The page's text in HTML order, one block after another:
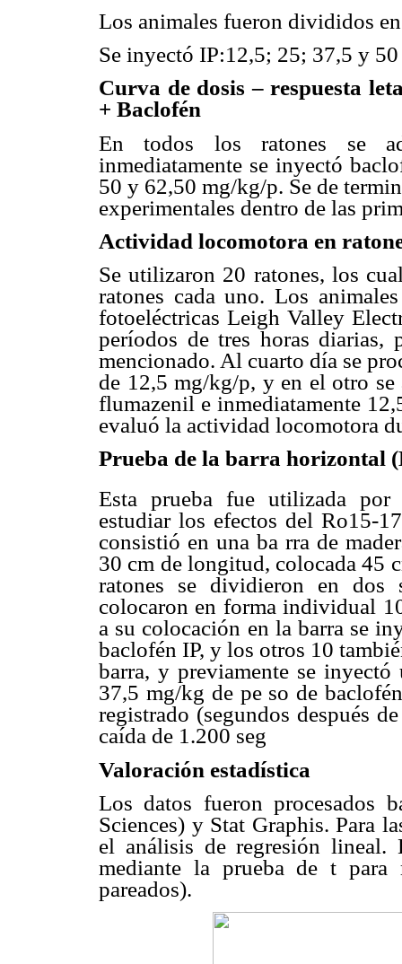
Los animales fueron divididos
Se inyectó IP:12,5; 25; 37,5 y
Curva de dosis – respuesta
+ Baclofén
En todos los ratones se
inmediatamente se inyectó
50 y 62,50 mg/kg/p. Se de
experimentales dentro de las
Actividad locomotora en
Se utilizaron 20 ratones, los
ratones cada uno. Los
fotoeléctricas Leigh Valley
períodos de tres horas diarias,
mencionado. Al cuarto día se
de 12,5 mg/kg/p, y en el otro
flumazenil e inmediatamente
evaluó la actividad locomotora
Prueba de la barra horizontal
Esta prueba fue utilizada por
estudiar los efectos del Ro15-
consistió en una ba rra de
30 cm de longitud, colocada 45
ratones se dividieron en dos
colocaron en forma individual
a su colocación en la barra se
baclofén IP, y los otros 10
barra, y previamente se
37,5 mg/kg de pe so de
registrado (segundos después
caída de 1.200 seg
Valoración estadística
Los datos fueron procesados
Sciences) y Stat Graphis. Para
el análisis de regresión lineal.
mediante la prueba de t para
pareados).